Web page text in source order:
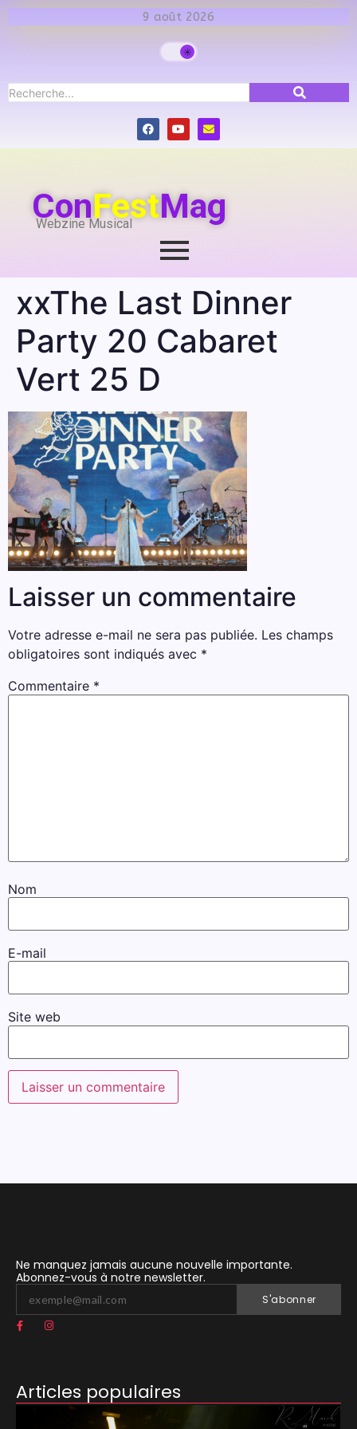
9 août 2026
ConFestMag
Webzine Musical
xxThe Last Dinner
Party 20 Cabaret
Vert 25 D
Laisser un commentaire
Votre adresse e-mail ne sera pas publiée. Les champs
obligatoires sont indiqués avec *
Commentaire *
Nom
E-mail
Site web
Ne manquez jamais aucune nouvelle importante.
Abonnez-vous à notre newsletter.
S'abonner
Articles populaires